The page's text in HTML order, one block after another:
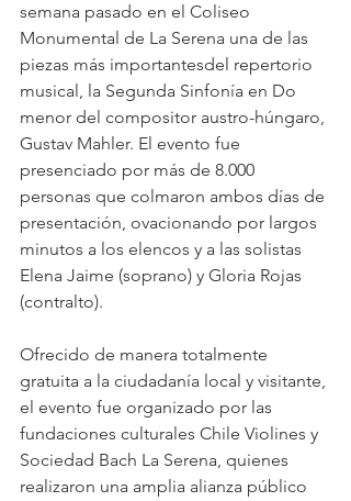
semana pasado en el Coliseo
Monumental de La Serena una de las
piezas más importantesdel repertorio
musical, la Segunda Sinfonía en Do
menor del compositor austro-húngaro,
Gustav Mahler. El evento fue
presenciado por más de 8.000
personas que colmaron ambos días de
presentación, ovacionando por largos
minutos a los elencos y a las solistas
Elena Jaime (soprano) y Gloria Rojas
(contralto).
Ofrecido de manera totalmente
gratuita a la ciudadanía local y visitante,
el evento fue organizado por las
fundaciones culturales Chile Violines y
Sociedad Bach La Serena, quienes
realizaron una amplia alianza público